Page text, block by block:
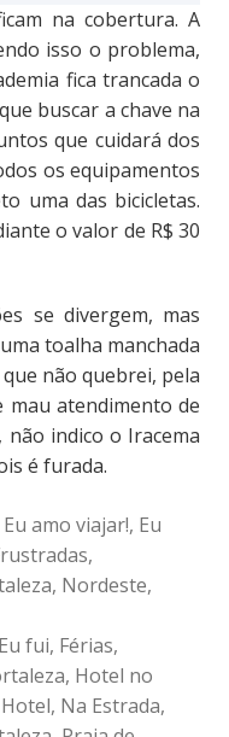
na cobertura. A
isso o problema,
fica trancada o
buscar a chave na
que cuidará dos
os equipamentos
uma das bicicletas.
o valor de R$ 30
se divergem, mas
toalha manchada
não quebrei, pela
mau atendimento de
indico o Iracema
é furada.
Eu amo viajar!, Eu
,
, Nordeste,
Eu fui, Férias,
, Hotel no
, Na Estrada,